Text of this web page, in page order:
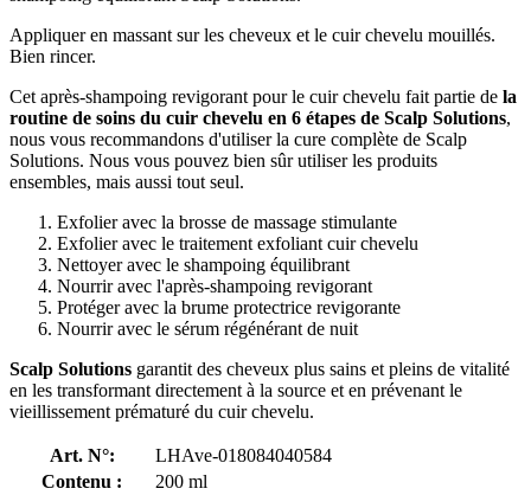
Appliquer en massant sur les cheveux et le cuir chevelu mouillés.
Bien rincer.
Cet après-shampoing revigorant pour le cuir chevelu fait partie de la
routine de soins du cuir chevelu en 6 étapes de Scalp Solutions,
nous vous recommandons d'utiliser la cure complète de Scalp
Solutions. Nous vous pouvez bien sûr utiliser les produits
ensembles, mais aussi tout seul.
Exfolier avec la brosse de massage stimulante
Exfolier avec le traitement exfoliant cuir chevelu
Nettoyer avec le shampoing équilibrant
Nourrir avec l'après-shampoing revigorant
Protéger avec la brume protectrice revigorante
Nourrir avec le sérum régénérant de nuit
Scalp Solutions garantit des cheveux plus sains et pleins de vitalité
en les transformant directement à la source et en prévenant le
vieillissement prématuré du cuir chevelu.
Art. N°:
LHAve-018084040584
Contenu :
200 ml